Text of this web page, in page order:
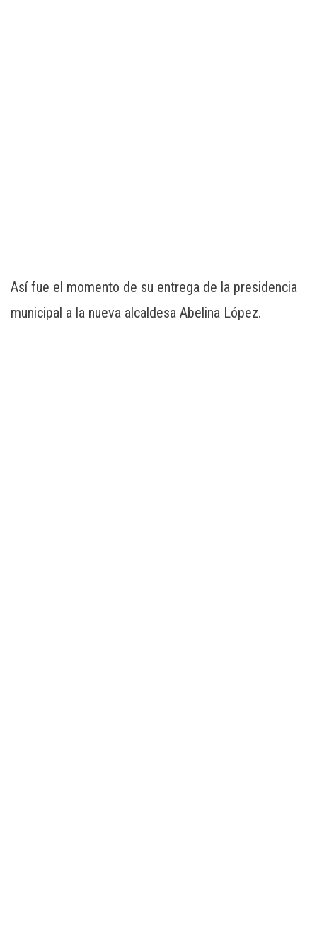
Así fue el momento de su entrega de la presidencia
municipal a la nueva alcaldesa Abelina López.